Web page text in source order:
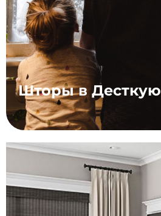
Шторы в Десткую